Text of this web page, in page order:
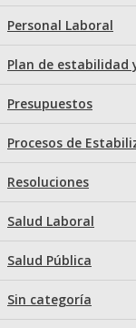
Personal Laboral
Plan de estabilidad
Presupuestos
Procesos de
Resoluciones
Salud Laboral
Salud Pública
Sin categoría